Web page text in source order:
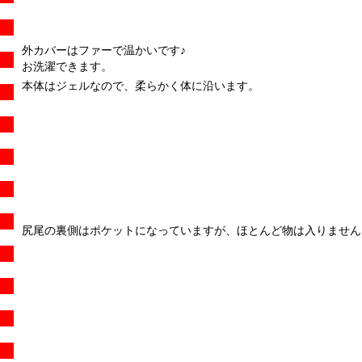
外カバーはファーで温かいです♪
お洗濯できます。
本体はジェルなので、柔らかく体に沿います。
尻尾の裏側はポケットになっていますが、ほとんど物は入りませ